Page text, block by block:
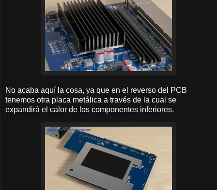
No acaba aquí la cosa, ya que en el reverso del PCB
tenemos otra placa metálica a través de la cual se
expandirá el calor de los componentes inferiores.